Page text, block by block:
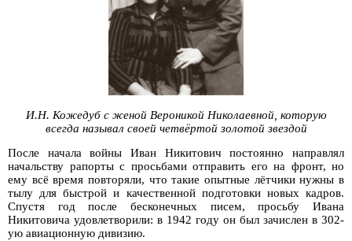
И.Н. Кожедуб с женой Вероникой Николаевной, которую
всегда называл своей четвёртой золотой звездой
После начала войны Иван Никитович постоянно направлял
начальству рапорты с просьбами отправить его на фронт, но
ему всё время повторяли, что такие опытные лётчики нужны в
тылу для быстрой и качественной подготовки новых кадров.
Спустя год после бесконечных писем, просьбу Ивана
Никитовича удовлетворили: в 1942 году он был зачислен в 302-
ую авиационную дивизию.